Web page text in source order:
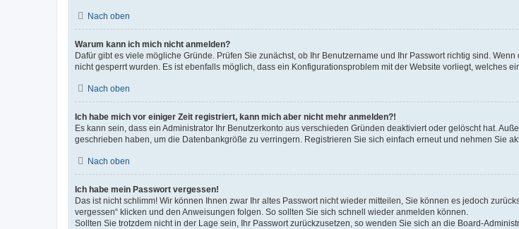
Nach oben
Warum kann ich mich nicht anmelden?
Dafür gibt es viele mögliche Gründe. Prüfen Sie zunächst, ob Ihr Benutzername und Ihr Passwort richtig sind.
nicht gesperrt wurden. Es ist ebenfalls möglich, dass ein Konfigurationsproblem mit der Website vorliegt, welches
Nach oben
Ich habe mich vor einiger Zeit registriert, kann mich aber nicht mehr anmelden?!
Es kann sein, dass ein Administrator Ihr Benutzerkonto aus verschieden Gründen deaktiviert oder gelöscht hat.
geschrieben haben, um die Datenbankgröße zu verringern. Registrieren Sie sich einfach erneut und nehmen Sie
Nach oben
Ich habe mein Passwort vergessen!
Das ist nicht schlimm! Wir können Ihnen zwar Ihr altes Passwort nicht wieder mitteilen, Sie können es jedoch
vergessen“ klicken und den Anweisungen folgen. So sollten Sie sich schnell wieder anmelden können.
Sollten Sie trotzdem nicht in der Lage sein, Ihr Passwort zurückzusetzen, so wenden Sie sich an die Board-